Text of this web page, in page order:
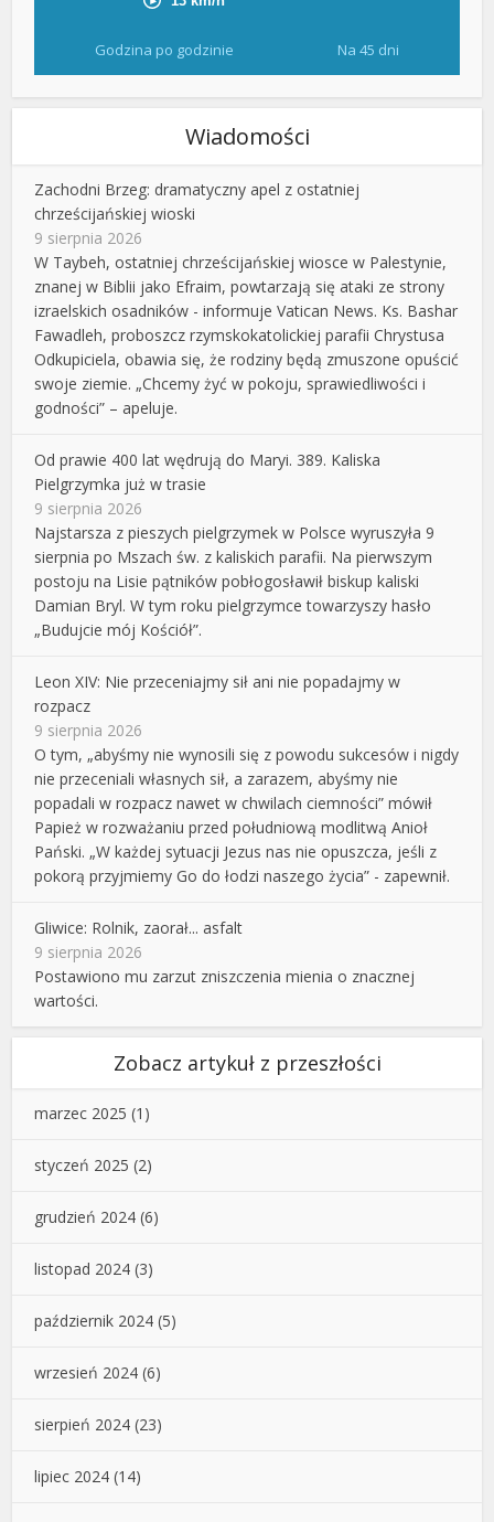
Godzina po godzinie Na 45 dni
Wiadomości
Zachodni Brzeg: dramatyczny apel z ostatniej
chrześcijańskiej wioski
9 sierpnia 2026
W Taybeh, ostatniej chrześcijańskiej wiosce w Palestynie,
znanej w Biblii jako Efraim, powtarzają się ataki ze strony
izraelskich osadników - informuje Vatican News. Ks. Bashar
Fawadleh, proboszcz rzymskokatolickiej parafii Chrystusa
Odkupiciela, obawia się, że rodziny będą zmuszone opuścić
swoje ziemie. „Chcemy żyć w pokoju, sprawiedliwości i
godności” – apeluje.
Od prawie 400 lat wędrują do Maryi. 389. Kaliska
Pielgrzymka już w trasie
9 sierpnia 2026
Najstarsza z pieszych pielgrzymek w Polsce wyruszyła 9
sierpnia po Mszach św. z kaliskich parafii. Na pierwszym
postoju na Lisie pątników pobłogosławił biskup kaliski
Damian Bryl. W tym roku pielgrzymce towarzyszy hasło
„Budujcie mój Kościół”.
Leon XIV: Nie przeceniajmy sił ani nie popadajmy w
rozpacz
9 sierpnia 2026
O tym, „abyśmy nie wynosili się z powodu sukcesów i nigdy
nie przeceniali własnych sił, a zarazem, abyśmy nie
popadali w rozpacz nawet w chwilach ciemności” mówił
Papież w rozważaniu przed południową modlitwą Anioł
Pański. „W każdej sytuacji Jezus nas nie opuszcza, jeśli z
pokorą przyjmiemy Go do łodzi naszego życia” - zapewnił.
Gliwice: Rolnik, zaorał... asfalt
9 sierpnia 2026
Postawiono mu zarzut zniszczenia mienia o znacznej
wartości.
Zobacz artykuł z przeszłości
marzec 2025 (1)
styczeń 2025 (2)
grudzień 2024 (6)
listopad 2024 (3)
październik 2024 (5)
wrzesień 2024 (6)
sierpień 2024 (23)
lipiec 2024 (14)